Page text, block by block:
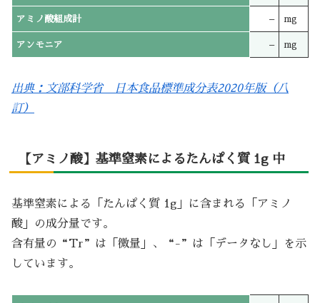
アミノ酸組成計 – mg
アンモニア – mg
出典：文部科学省 日本食品標準成分表2020年版（八
訂）
【アミノ酸】基準窒素によるたんぱく質 1g 中
基準窒素による「たんぱく質 1g」に含まれる「アミノ
酸」の成分量です。
含有量の“Tr”は「微量」、“-”は「データなし」を示
しています。